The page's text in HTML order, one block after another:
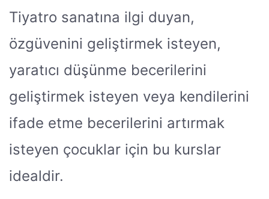
Tiyatro sanatına ilgi duyan,
özgüvenini geliştirmek isteyen,
yaratıcı düşünme becerilerini
geliştirmek isteyen veya kendilerini
ifade etme becerilerini artırmak
isteyen çocuklar için bu kurslar
idealdir.